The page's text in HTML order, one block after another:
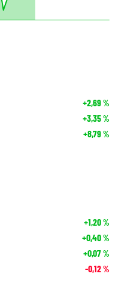
+2,69%
+3,35%
+8,79%
+1,20%
+0,40%
+0,07%
-0,12%